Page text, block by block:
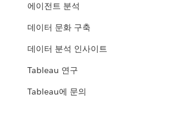
에이전트 분석
데이터 문화 구축
데이터 분석 인사이트
Tableau 연구
Tableau에 문의